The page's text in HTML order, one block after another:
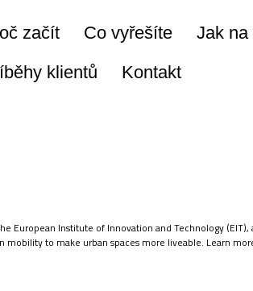
začít Co vyřešíte Jak na
klientů
Kontakt
European Institute of Innovation and Technology
mobility to make urban spaces more liveable. Learn